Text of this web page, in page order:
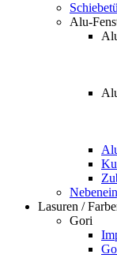
Alu-
Lasuren /
Gori